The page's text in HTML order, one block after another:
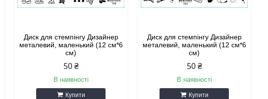
Диск для стемпінгу Дизайнер
металевий, маленький (12 см*6
см)
50 ₴
В наявності
Купити
Диск для стемпінгу Дизайнер
металевий, маленький (12 см*6
см)
50 ₴
В наявності
Купити